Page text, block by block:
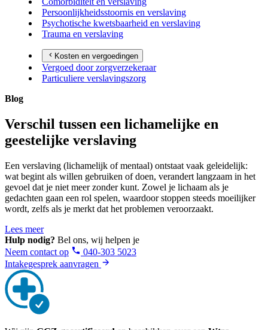
Persoonlijkheidsstoornis en verslaving
Psychotische kwetsbaarheid en verslaving
Trauma en verslaving
Kosten en vergoedingen
Vergoed door zorgverzekeraar
Particuliere verslavingszorg
Blog
Verschil tussen een lichamelijke en
geestelijke verslaving
Een verslaving (lichamelijk of mentaal) ontstaat vaak geleidelijk:
wat begint als willen gebruiken of doen, verandert langzaam in het
gevoel dat je niet meer zonder kunt. Zowel je lichaam als je
gedachten gaan een rol spelen, waardoor stoppen steeds moeilijker
wordt, zelfs als je merkt dat het problemen veroorzaakt.
Lees meer
Hulp nodig? Bel ons, wij helpen je
Neem contact op
040-303 5023
Intakegesprek aanvragen